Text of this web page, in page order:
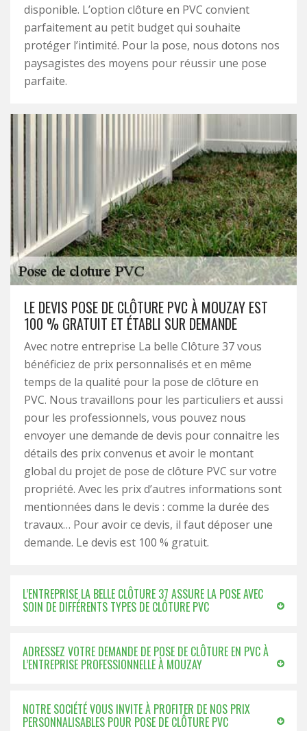
disponible. L’option clôture en PVC convient
parfaitement au petit budget qui souhaite
protéger l’intimité. Pour la pose, nous dotons nos
paysagistes des moyens pour réussir une pose
parfaite.
LE DEVIS POSE DE CLÔTURE PVC À MOUZAY EST
100 % GRATUIT ET ÉTABLI SUR DEMANDE
Avec notre entreprise La belle Clôture 37 vous
bénéficiez de prix personnalisés et en même
temps de la qualité pour la pose de clôture en
PVC. Nous travaillons pour les particuliers et aussi
pour les professionnels, vous pouvez nous
envoyer une demande de devis pour connaitre les
détails des prix convenus et avoir le montant
global du projet de pose de clôture PVC sur votre
propriété. Avec les prix d’autres informations sont
mentionnées dans le devis : comme la durée des
travaux… Pour avoir ce devis, il faut déposer une
demande. Le devis est 100 % gratuit.
L’ENTREPRISE LA BELLE CLÔTURE 37 ASSURE LA POSE AVEC
SOIN DE DIFFÉRENTS TYPES DE CLÔTURE PVC
ADRESSEZ VOTRE DEMANDE DE POSE DE CLÔTURE EN PVC À
L’ENTREPRISE PROFESSIONNELLE À MOUZAY
NOTRE SOCIÉTÉ VOUS INVITE À PROFITER DE NOS PRIX
PERSONNALISABLES POUR POSE DE CLÔTURE PVC